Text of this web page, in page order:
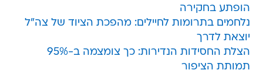
הופתע בחקירה
נלחמים בתרומות לחיילים: מהפכת הציוד של צה"ל
יוצאת לדרך
הצלת החסידות הנדירות: כך צומצמה ב-95%
תמותת הציפור